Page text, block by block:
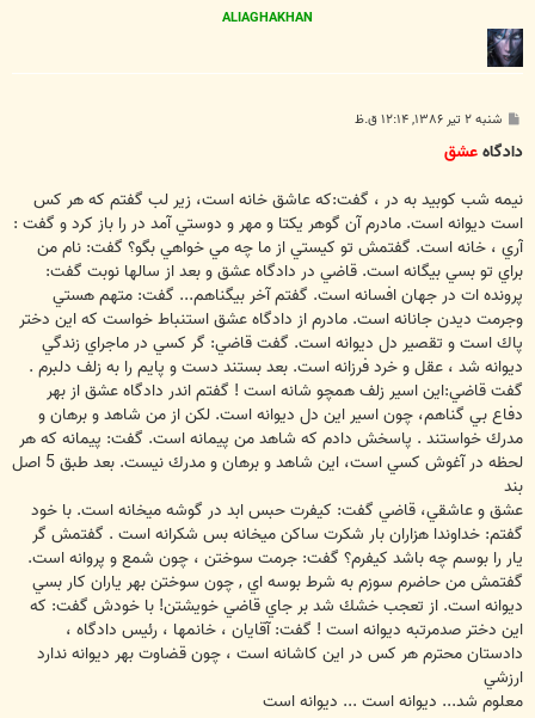
ALIAGHAKHAN
پ
ت
شنبه ۲ تیر ۱۳۸۶, ۱۲:۱۴ ق.ظ
دادگاهعشق
نيمه شب كوبيد به در ، گفت:كه عاشق خانه است، زير لب گفتم كه هر كس
است ديوانه است. مادرم آن گوهر يكتا و مهر و دوستي آمد در را باز كرد و گفت :
آري ، خانه است. گفتمش تو كيستي از ما چه مي خواهي بگو؟ گفت: نام من
براي تو بسي بيگانه است. قاضي در دادگاه عشق و بعد از سالها نوبت گفت:
پرونده ات در جهان افسانه است. گفتم آخر بيگناهم... گفت: متهم هستي
وجرمت ديدن جانانه است. مادرم از دادگاه عشق استنباط خواست كه اين دختر
پاك است و تقصير دل ديوانه است. گفت قاضي: گر كسي در ماجراي زندگي
ديوانه شد ، عقل و خرد فرزانه است. بعد بستند دست و پايم را به زلف دلبرم .
گفت قاضي:اين اسير زلف همچو شانه است ! گفتم اندر دادگاه عشق از بهر
دفاع بي گناهم، چون اسير اين دل ديوانه است. لكن از من شاهد و برهان و
مدرك خواستند . پاسخش دادم كه شاهد من پيمانه است. گفت: پيمانه كه هر
لحظه در آغوش كسي است، اين شاهد و برهان و مدرك نيست. بعد طبق 5 اصل
بند
عشق و عاشقي، قاضي گفت: كيفرت حبس ابد در گوشه ميخانه است. با خود
گفتم: خداوندا هزاران بار شكرت ساكن ميخانه بس شكرانه است . گفتمش گر
يار را بوسم چه باشد كيفرم؟ گفت: جرمت سوختن ، چون شمع و پروانه است.
گفتمش من حاضرم سوزم به شرط بوسه اي , چون سوختن بهر ياران كار بسي
ديوانه است. از تعجب خشك شد بر جاي قاضي خويشتن! با خودش گفت: كه
اين دختر صدمرتبه ديوانه است ! گفت: آقايان ، خانمها ، رئيس دادگاه ،
دادستان محترم هر كس در اين كاشانه است ، چون قضاوت بهر ديوانه ندارد
ارزشي
معلوم شد... ديوانه است ... ديوانه است